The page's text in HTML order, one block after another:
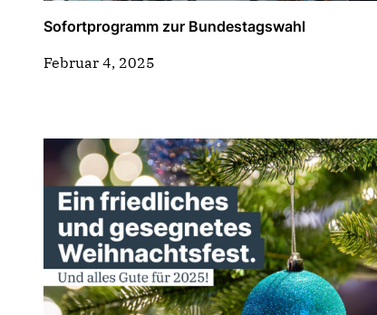
Sofortprogramm zur Bundestagswahl
Februar 4, 2025